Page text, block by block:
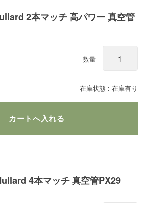
2本マッチ 高パワー 真空管
在庫状態 : 在庫有り
数量
4本マッチ 真空管PX29